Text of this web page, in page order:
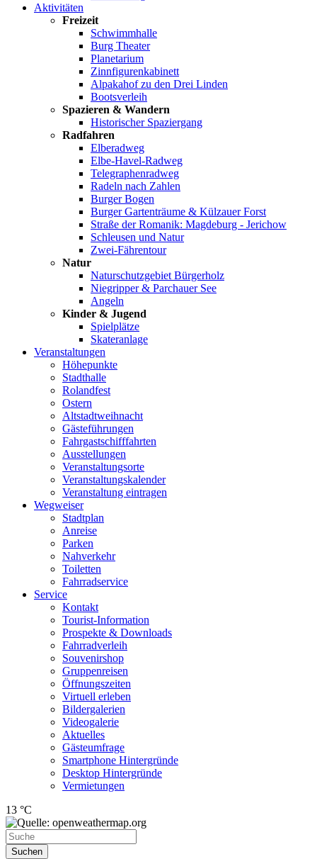
Aktivitäten
Freizeit
Schwimmhalle
Burg Theater
Planetarium
Zinnfigurenkabinett
Alpakahof zu den Drei Linden
Bootsverleih
Spazieren & Wandern
Historischer Spaziergang
Radfahren
Elberadweg
Elbe-Havel-Radweg
Telegraphenradweg
Radeln nach Zahlen
Burger Bogen
Burger Gartenträume & Külzauer Forst
Straße der Romanik: Magdeburg - Jerichow
Schleusen und Natur
Zwei-Fährentour
Natur
Naturschutzgebiet Bürgerholz
Niegripper & Parchauer See
Angeln
Kinder & Jugend
Spielplätze
Skateranlage
Veranstaltungen
Höhepunkte
Stadthalle
Rolandfest
Ostern
Altstadtweihnacht
Gästeführungen
Fahrgastschifffahrten
Ausstellungen
Veranstaltungsorte
Veranstaltungskalender
Veranstaltung eintragen
Wegweiser
Stadtplan
Anreise
Parken
Nahverkehr
Toiletten
Fahrradservice
Service
Kontakt
Tourist-Information
Prospekte & Downloads
Fahrradverleih
Souvenirshop
Gruppenreisen
Öffnungszeiten
Virtuell erleben
Bildergalerien
Videogalerie
Aktuelles
Gästeumfrage
Smartphone Hintergründe
Desktop Hintergründe
Vermietungen
13 °C
Suchen